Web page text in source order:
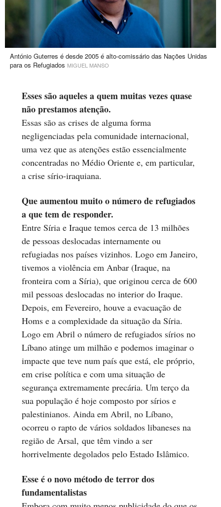
António Guterres é desde 2005 é alto-comissário das Nações Unidas
para os Refugiados MIGUEL MANSO
Esses são aqueles a quem muitas vezes quase
não prestamos atenção.
Essas são as crises de alguma forma
negligenciadas pela comunidade internacional,
uma vez que as atenções estão essencialmente
concentradas no Médio Oriente e, em particular,
a crise sírio-iraquiana.
Que aumentou muito o número de refugiados
a que tem de responder.
Entre Síria e Iraque temos cerca de 13 milhões
de pessoas deslocadas internamente ou
refugiadas nos países vizinhos. Logo em Janeiro,
tivemos a violência em Anbar (Iraque, na
fronteira com a Síria), que originou cerca de 600
mil pessoas deslocadas no interior do Iraque.
Depois, em Fevereiro, houve a evacuação de
Homs e a complexidade da situação da Síria.
Logo em Abril o número de refugiados sírios no
Líbano atinge um milhão e podemos imaginar o
impacte que teve num país que está, ele próprio,
em crise política e com uma situação de
segurança extremamente precária. Um terço da
sua população é hoje composto por sírios e
palestinianos. Ainda em Abril, no Líbano,
ocorreu o rapto de vários soldados libaneses na
região de Arsal, que têm vindo a ser
horrivelmente degolados pelo Estado Islâmico.
Esse é o novo método de terror dos
fundamentalistas